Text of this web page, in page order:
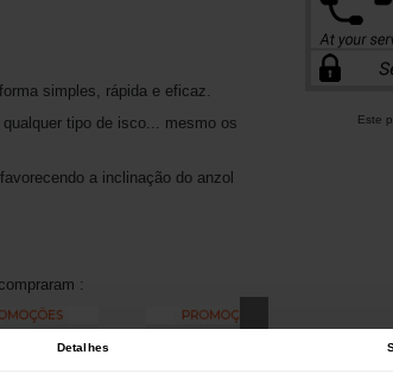
Detalhes
Este
simples, rápida e eficaz.
tipo de isco... mesmo os
a inclinação do anzol
: